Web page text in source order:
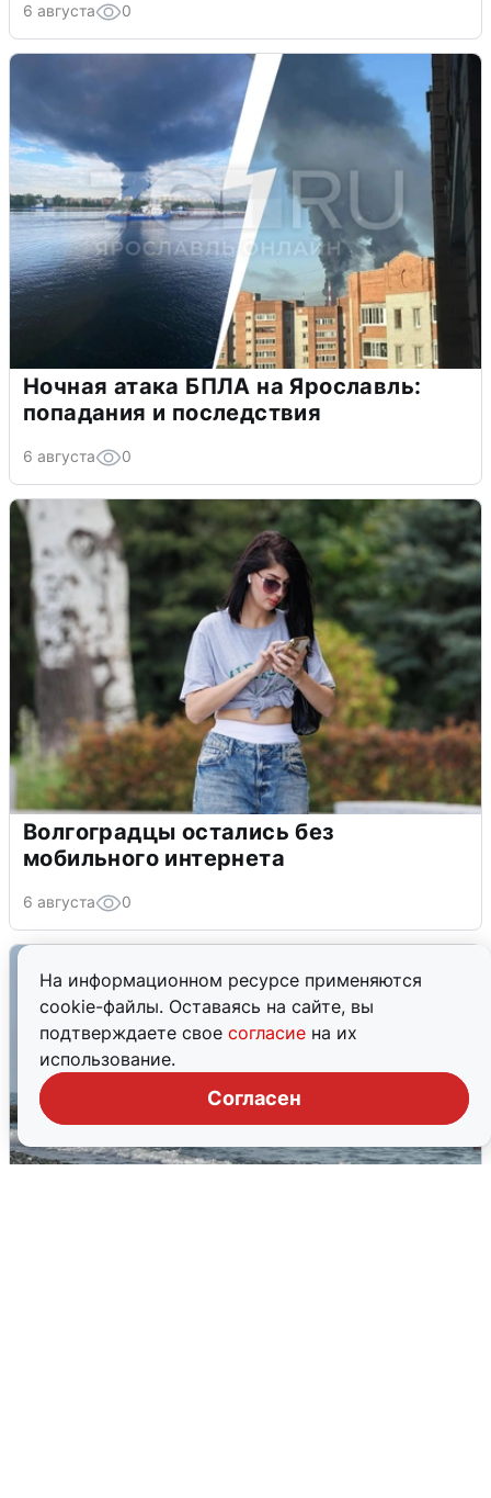
На информационном ресурсе применяются
cookie-файлы. Оставаясь на сайте, вы
подтверждаете свое согласие на их
использование.
Согласен
6 августа 0
Ночная атака БПЛА на Ярославль:
попадания и последствия
6 августа 0
Волгоградцы остались без
мобильного интернета
6 августа 0